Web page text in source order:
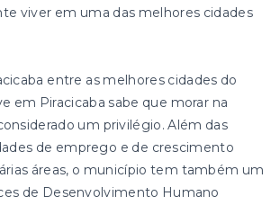
viver em uma das melhores cidades
entre as melhores cidades do
em Piracicaba sabe que morar na
um privilégio. Além das
de emprego e de crescimento
áreas, o município tem também um
de Desenvolvimento Humano